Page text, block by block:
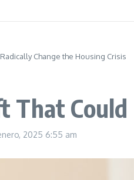
Change the Housing Crisis
That
2025 6:55 am